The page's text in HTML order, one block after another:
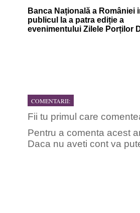
Banca Națională a României
publicul la a patra ediție a
evenimentului Zilele Porților
COMENTARII:
Fii tu primul care
Pentru a comenta acest
Daca nu aveti cont va